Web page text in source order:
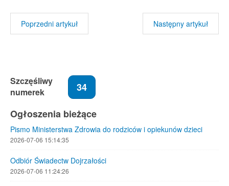
Poprzedni artykuł Następny artykuł
Szczęśliwy
numerek
34
Ogłoszenia bieżące
Pismo Ministerstwa Zdrowia do rodziców i opiekunów dzieci
2026-07-06 15:14:35
Odbiór Świadectw Dojrzałości
2026-07-06 11:24:26